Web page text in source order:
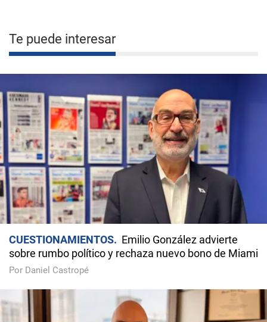
Te puede interesar
CUESTIONAMIENTOS
Emilio González advierte
sobre rumbo político y rechaza nuevo bono de Miami
Por Daniel Castropé